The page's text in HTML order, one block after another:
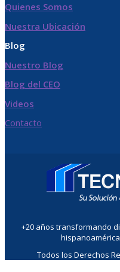
Quienes Somos
Nuestra Ubicación
Blog
Nuestro Blog
Blog del CEO
Videos
Contacto
+20 años transformando
Todos los Derechos